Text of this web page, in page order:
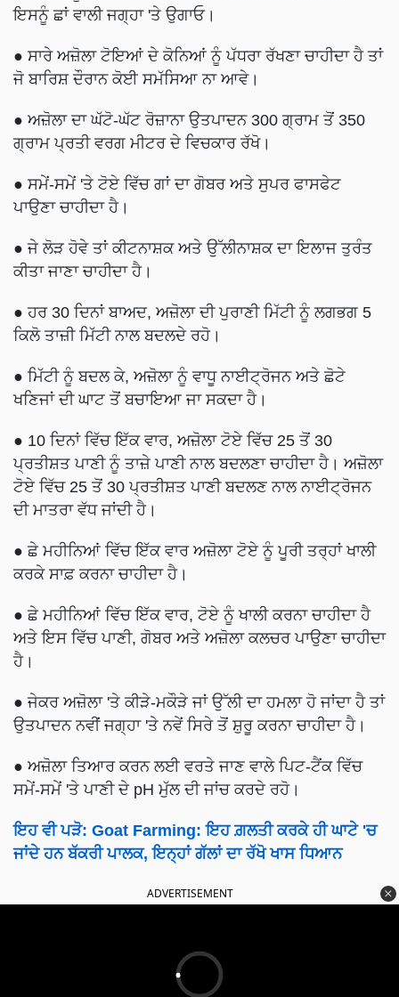
ਇਸਨੂੰ ਛਾਂ ਵਾਲੀ ਜਗ੍ਹਾ 'ਤੇ ਉਗਾਓ।
● ਸਾਰੇ ਅਜ਼ੋਲਾ ਟੋਇਆਂ ਦੇ ਕੋਨਿਆਂ ਨੂੰ ਪੱਧਰਾ ਰੱਖਣਾ ਚਾਹੀਦਾ ਹੈ ਤਾਂ
ਜੋ ਬਾਰਿਸ਼ ਦੌਰਾਨ ਕੋਈ ਸਮੱਸਿਆ ਨਾ ਆਵੇ।
● ਅਜ਼ੋਲਾ ਦਾ ਘੱਟੋ-ਘੱਟ ਰੋਜ਼ਾਨਾ ਉਤਪਾਦਨ 300 ਗ੍ਰਾਮ ਤੋਂ 350
ਗ੍ਰਾਮ ਪ੍ਰਤੀ ਵਰਗ ਮੀਟਰ ਦੇ ਵਿਚਕਾਰ ਰੱਖੋ।
● ਸਮੇਂ-ਸਮੇਂ 'ਤੇ ਟੋਏ ਵਿੱਚ ਗਾਂ ਦਾ ਗੋਬਰ ਅਤੇ ਸੁਪਰ ਫਾਸਫੇਟ
ਪਾਉਣਾ ਚਾਹੀਦਾ ਹੈ।
● ਜੇ ਲੋੜ ਹੋਵੇ ਤਾਂ ਕੀਟਨਾਸ਼ਕ ਅਤੇ ਉੱਲੀਨਾਸ਼ਕ ਦਾ ਇਲਾਜ ਤੁਰੰਤ
ਕੀਤਾ ਜਾਣਾ ਚਾਹੀਦਾ ਹੈ।
● ਹਰ 30 ਦਿਨਾਂ ਬਾਅਦ, ਅਜ਼ੋਲਾ ਦੀ ਪੁਰਾਣੀ ਮਿੱਟੀ ਨੂੰ ਲਗਭਗ 5
ਕਿਲੋ ਤਾਜ਼ੀ ਮਿੱਟੀ ਨਾਲ ਬਦਲਦੇ ਰਹੋ।
● ਮਿੱਟੀ ਨੂੰ ਬਦਲ ਕੇ, ਅਜ਼ੋਲਾ ਨੂੰ ਵਾਧੂ ਨਾਈਟ੍ਰੋਜਨ ਅਤੇ ਛੋਟੇ
ਖਣਿਜਾਂ ਦੀ ਘਾਟ ਤੋਂ ਬਚਾਇਆ ਜਾ ਸਕਦਾ ਹੈ।
● 10 ਦਿਨਾਂ ਵਿੱਚ ਇੱਕ ਵਾਰ, ਅਜ਼ੋਲਾ ਟੋਏ ਵਿੱਚ 25 ਤੋਂ 30
ਪ੍ਰਤੀਸ਼ਤ ਪਾਣੀ ਨੂੰ ਤਾਜ਼ੇ ਪਾਣੀ ਨਾਲ ਬਦਲਣਾ ਚਾਹੀਦਾ ਹੈ। ਅਜ਼ੋਲਾ
ਟੋਏ ਵਿੱਚ 25 ਤੋਂ 30 ਪ੍ਰਤੀਸ਼ਤ ਪਾਣੀ ਬਦਲਣ ਨਾਲ ਨਾਈਟ੍ਰੋਜਨ
ਦੀ ਮਾਤਰਾ ਵੱਧ ਜਾਂਦੀ ਹੈ।
● ਛੇ ਮਹੀਨਿਆਂ ਵਿੱਚ ਇੱਕ ਵਾਰ ਅਜ਼ੋਲਾ ਟੋਏ ਨੂੰ ਪੂਰੀ ਤਰ੍ਹਾਂ ਖਾਲੀ
ਕਰਕੇ ਸਾਫ਼ ਕਰਨਾ ਚਾਹੀਦਾ ਹੈ।
● ਛੇ ਮਹੀਨਿਆਂ ਵਿੱਚ ਇੱਕ ਵਾਰ, ਟੋਏ ਨੂੰ ਖਾਲੀ ਕਰਨਾ ਚਾਹੀਦਾ ਹੈ
ਅਤੇ ਇਸ ਵਿੱਚ ਪਾਣੀ, ਗੋਬਰ ਅਤੇ ਅਜ਼ੋਲਾ ਕਲਚਰ ਪਾਉਣਾ ਚਾਹੀਦਾ
ਹੈ।
● ਜੇਕਰ ਅਜ਼ੋਲਾ 'ਤੇ ਕੀੜੇ-ਮਕੌੜੇ ਜਾਂ ਉੱਲੀ ਦਾ ਹਮਲਾ ਹੋ ਜਾਂਦਾ ਹੈ ਤਾਂ
ਉਤਪਾਦਨ ਨਵੀਂ ਜਗ੍ਹਾ 'ਤੇ ਨਵੇਂ ਸਿਰੇ ਤੋਂ ਸ਼ੁਰੂ ਕਰਨਾ ਚਾਹੀਦਾ ਹੈ।
● ਅਜ਼ੋਲਾ ਤਿਆਰ ਕਰਨ ਲਈ ਵਰਤੇ ਜਾਣ ਵਾਲੇ ਪਿਟ-ਟੈਂਕ ਵਿੱਚ
ਸਮੇਂ-ਸਮੇਂ 'ਤੇ ਪਾਣੀ ਦੇ pH ਮੁੱਲ ਦੀ ਜਾਂਚ ਕਰਦੇ ਰਹੋ।
ਇਹ ਵੀ ਪੜੋ: Goat Farming: ਇਹ ਗ਼ਲਤੀ ਕਰਕੇ ਹੀ ਘਾਟੇ 'ਚ
ਜਾਂਦੇ ਹਨ ਬੱਕਰੀ ਪਾਲਕ, ਇਨ੍ਹਾਂ ਗੱਲਾਂ ਦਾ ਰੱਖੋ ਖਾਸ ਧਿਆਨ
ADVERTISEMENT